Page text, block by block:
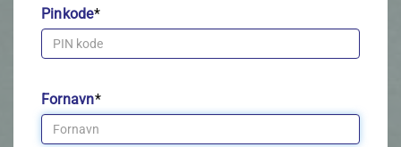
Pinkode*
Fornavn*